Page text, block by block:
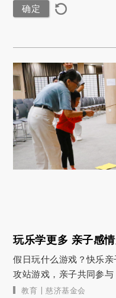
玩乐学更多 亲子感
假日玩什么游戏？快乐
攻站游戏，亲子共同参与
教育 | 慈济基金会